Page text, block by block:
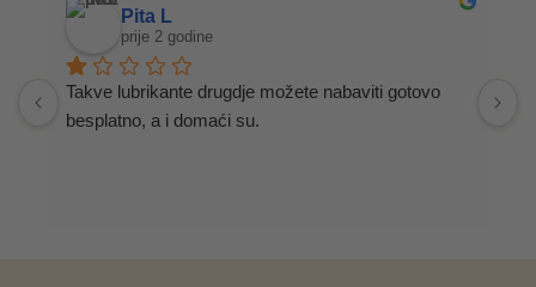
Pita L
prije 2 godine
Takve lubrikante drugdje možete nabaviti gotovo
besplatno, a i domaći su.